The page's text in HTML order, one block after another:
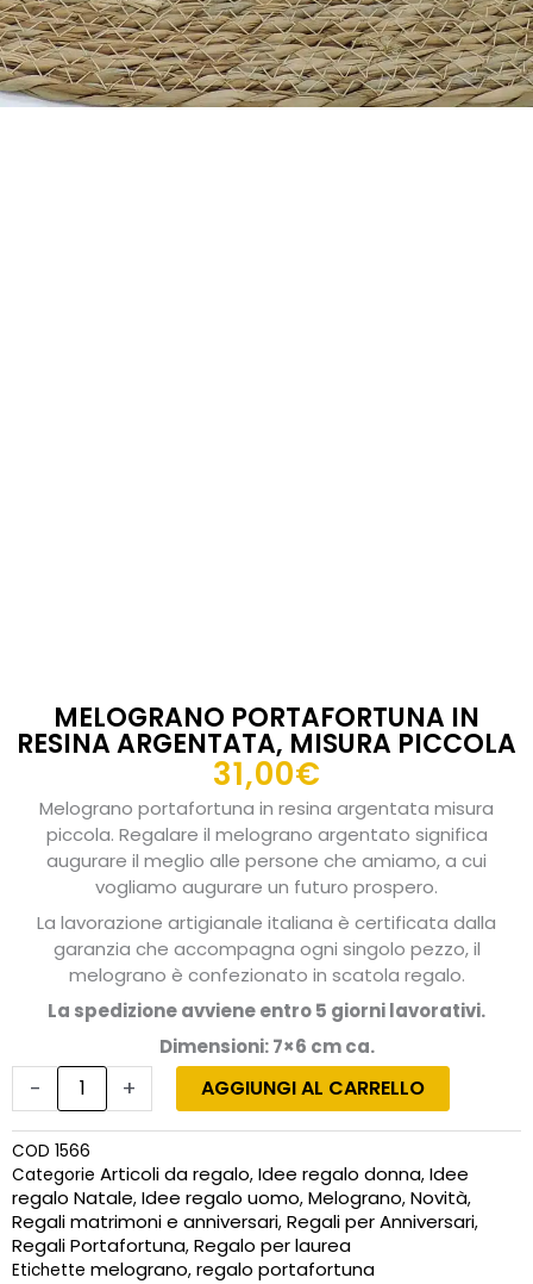
MELOGRANO PORTAFORTUNA IN
RESINA ARGENTATA, MISURA PICCOLA
31,00€
Melograno portafortuna in resina argentata misura
piccola. Regalare il melograno argentato significa
augurare il meglio alle persone che amiamo, a cui
vogliamo augurare un futuro prospero.
La lavorazione artigianale italiana è certificata dalla
garanzia che accompagna ogni singolo pezzo, il
melograno è confezionato in scatola regalo.
La spedizione avviene entro 5 giorni lavorativi.
Dimensioni: 7×6 cm ca.
-
portafortuna
in
resina
argentata,
misura
piccola
quantità
+ AGGIUNGI AL CARRELLO
COD 1566
Categorie Articoli da regalo, Idee regalo donna, Idee
regalo Natale, Idee regalo uomo, Melograno, Novità,
Regali matrimoni e anniversari, Regali per Anniversari,
Regali Portafortuna, Regalo per laurea
Etichette melograno, regalo portafortuna